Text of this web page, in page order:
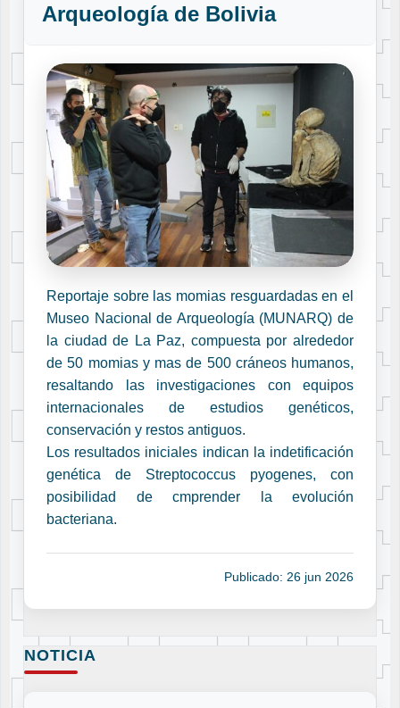
Arqueología de Bolivia
Reportaje sobre las momias resguardadas en el
Museo Nacional de Arqueología (MUNARQ) de
la ciudad de La Paz, compuesta por alrededor
de 50 momias y mas de 500 cráneos humanos,
resaltando las investigaciones con equipos
internacionales de estudios genéticos,
conservación y restos antiguos.
Los resultados iniciales indican la indetificación
genética de Streptococcus pyogenes, con
posibilidad de cmprender la evolución
bacteriana.
Publicado: 26 jun 2026
NOTICIA